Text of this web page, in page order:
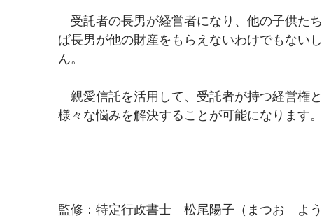
受託者の長男が経営者になり、他の子供た
ば長男が他の財産をもらえないわけでもない
ん。
親愛信託を活用して、受託者が持つ経営権
様々な悩みを解決することが可能になります。
監修：特定行政書士　松尾陽子（まつお　よう